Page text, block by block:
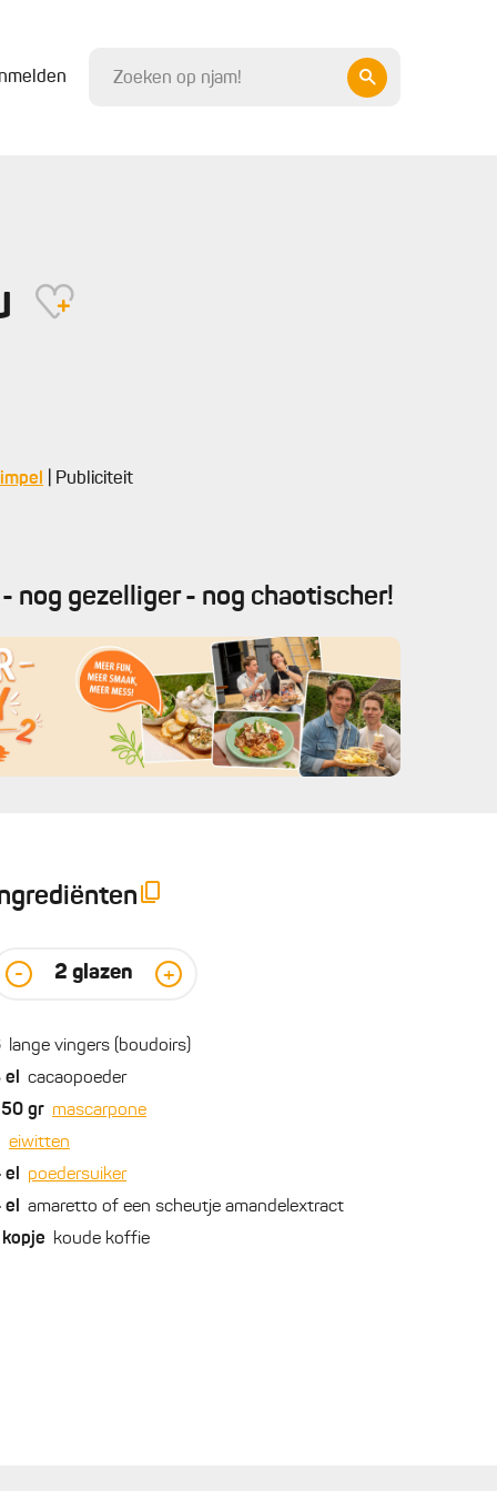
| Publiciteit
nog gezelliger - nog chaotischer!
- 2 glazen +
lange vingers (boudoirs)
el cacaopoeder
gr mascarpone
eiwitten
el poedersuiker
el amaretto of een scheutje amandelextract
kopje koude koffie